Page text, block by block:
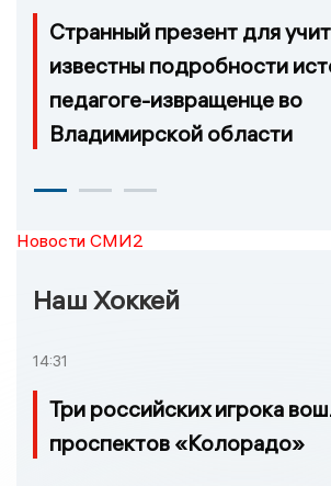
Странный презент для
известны подробности
педагоге-извращенце во
Владимирской области
Новости СМИ2
Наш Хоккей
14:31
Три российских игрока
проспектов «Колорадо»